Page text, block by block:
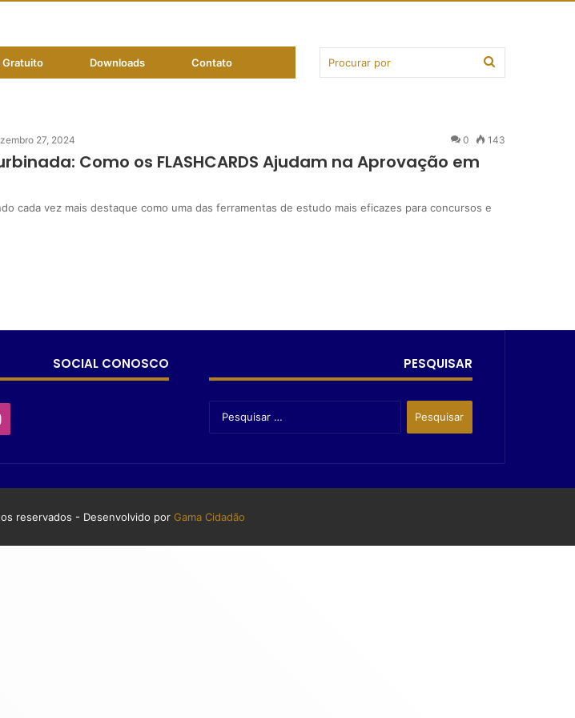
Downloads Contato
27, 2024 0 143
Como os FLASHCARDS Ajudam na Aprovação em
cada vez mais destaque como uma das ferramentas de estudo mais eficazes para concursos e
SOCIAL CONOSCO PESQUISAR
reservados - Desenvolvido por Gama Cidadão